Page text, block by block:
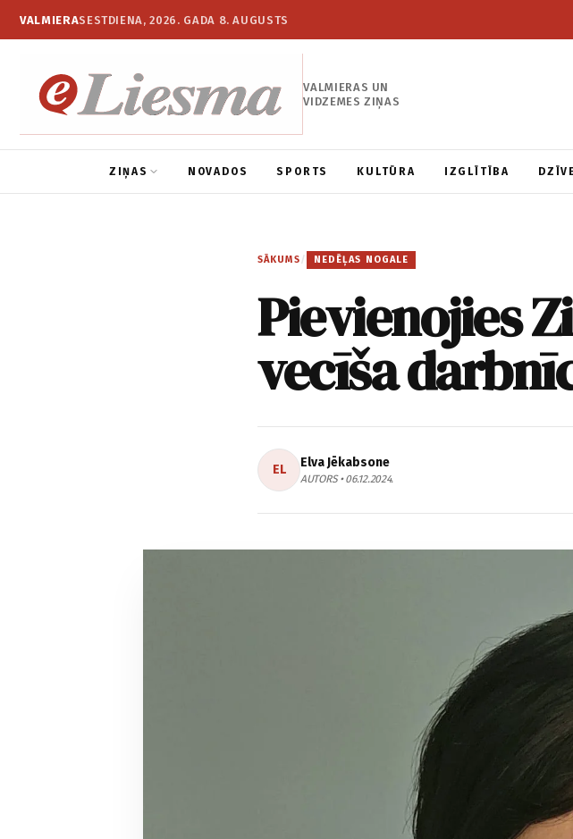
VALMIERASESTDIENA, 2026. GADA 8. AUGUSTS
VALMIERAS UN
VIDZEMES ZIŅAS
ZIŅAS NOVADOS SPORTS KULTŪRA IZGLĪTĪBA DZĪVE
SĀKUMS / NEDĒĻAS NOGALE
Pievienojies
vecīša
EL Elva Jēkabsone
AUTORS • 06.12.2024.